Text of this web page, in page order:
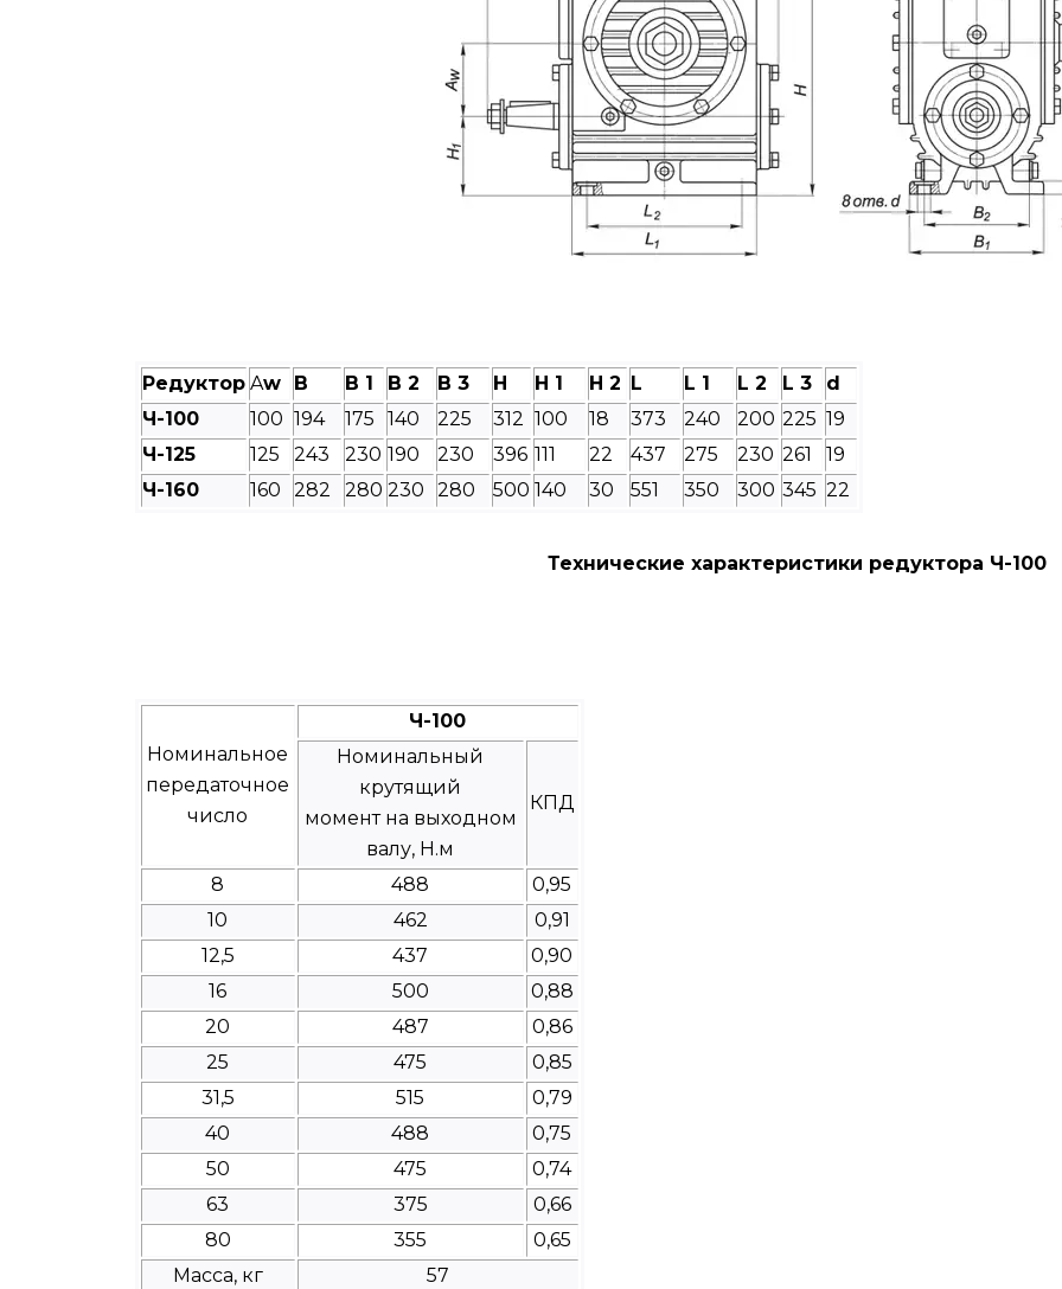
Редуктор Aw B B 1 B 2 B 3 H H 1 H 2 L L 1 L 2 L 3
d
Ч-100
100 194 175 140 225 312 100 18 373 240 200 225 19
Ч-125
125 243 230 190 230 396 111 22 437 275 230 261
19
Ч-160
160 282 280 230 280 500 140 30 551 350 300 345 22
Технические характеристики редуктора Ч-100
Номинальное
передаточное
число
Ч-100
Номинальный
крутящий
момент на выходном
валу, Н.м
КПД
8 488
0,95
10
462
0,91
12,5
437
0,90
16
500
0,88
20
487
0,86
25
475
0,85
31,5
515
0,79
40
488
0,75
50
475
0,74
63
375
0,66
80
355
0,65
Масса, кг
57